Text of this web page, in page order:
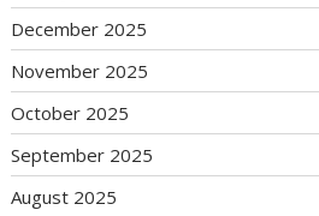
December 2025
November 2025
October 2025
September 2025
August 2025